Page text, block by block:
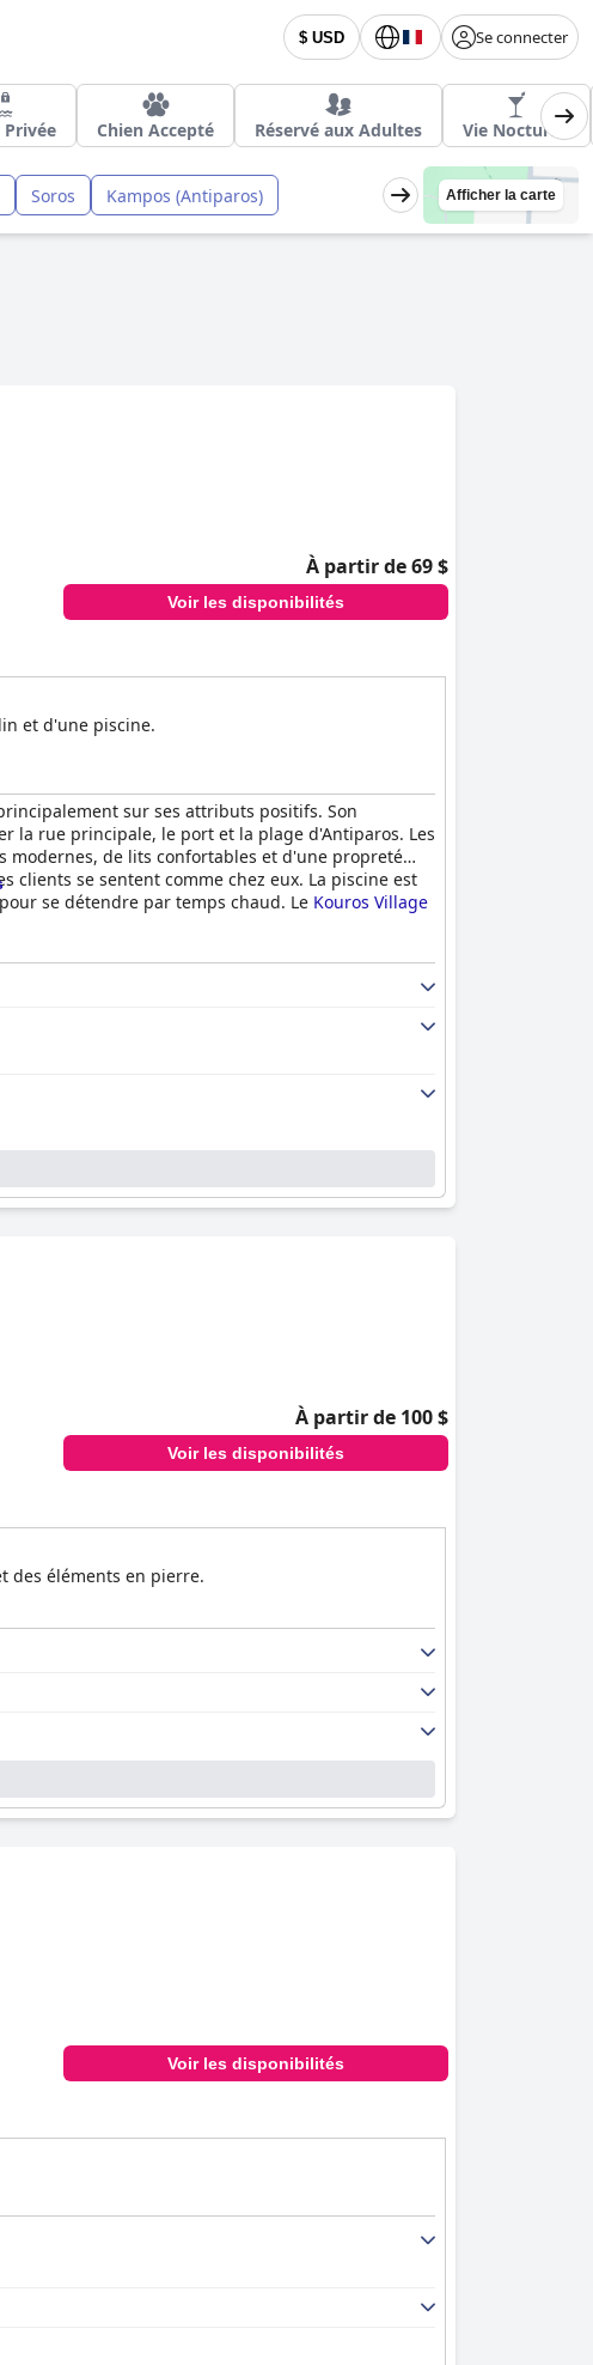
$ USD Se connecter
Privée Chien Accepté Réservé aux Adultes Vie Nocturne
Soros Kampos (Antiparos) Afficher la carte
À partir de 69 $
Voir les disponibilités
et d'une piscine.
sur ses attributs positifs. Son
la rue principale, le port et la plage d'Antiparos. Les
modernes, de lits confortables et d'une propreté
clients se sentent comme chez eux. La piscine est
se détendre par temps chaud. Le Kouros Village
À partir de 100 $
Voir les disponibilités
des éléments en pierre.
Voir les disponibilités